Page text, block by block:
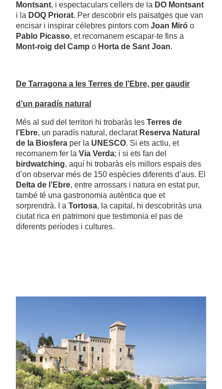
Montsant, i espectaculars cellers de la DO Montsant
i la DOQ Priorat. Per descobrir els paisatges que van
encisar i inspirar cèlebres pintors com Joan Miró o
Pablo Picasso, et recomanem escapar-te fins a
Mont-roig del Camp o Horta de Sant Joan.
De Tarragona a les Terres de l’Ebre, per gaudir
d’un paradís natural
Més al sud del territori hi trobaràs les Terres de
l’Ebre, un paradís natural, declarat Reserva Natural
de la Biosfera per la UNESCO. Si ets actiu, et
recomanem fer la Via Verda; i si ets fan del
birdwatching, aquí hi trobaràs els millors espais des
d’on observar més de 150 espècies diferents d’aus. El
Delta de l’Ebre, entre arrossars i natura en estat pur,
també té una gastronomia autèntica que et
sorprendrà. I a Tortosa, la capital, hi descobriràs una
ciutat rica en patrimoni que testimonia el pas de
diferents períodes i cultures.